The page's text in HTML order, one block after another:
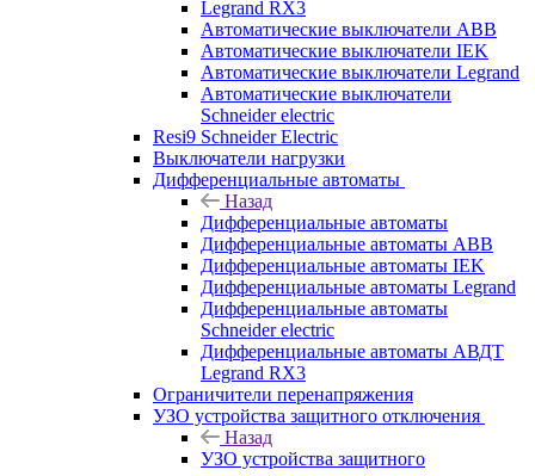
Legrand RX3
Автоматические выключатели ABB
Автоматические выключатели IEK
Автоматические выключатели Legrand
Автоматические выключатели
Schneider electric
Resi9 Schneider Electric
Выключатели нагрузки
Дифференциальные автоматы
Назад
Дифференциальные автоматы
Дифференциальные автоматы ABB
Дифференциальные автоматы IEK
Дифференциальные автоматы Legrand
Дифференциальные автоматы
Schneider electric
Дифференциальные автоматы АВДТ
Legrand RX3
Ограничители перенапряжения
УЗО устройства защитного отключения
Назад
УЗО устройства защитного